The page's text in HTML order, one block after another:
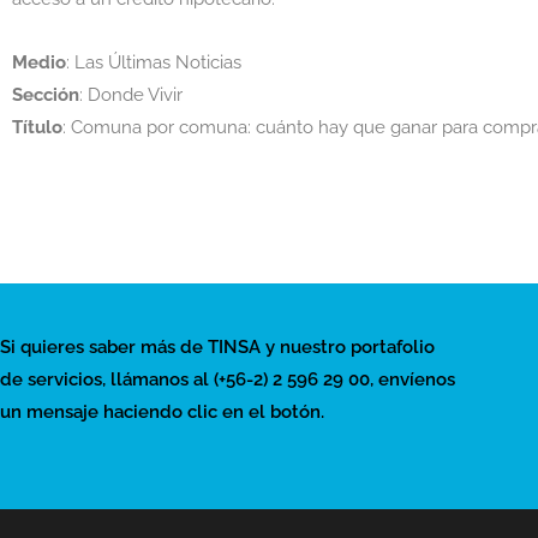
Medio: Las Últimas Noticias
Sección: Donde Vivir
Título: Comuna por comuna: cuánto hay que ganar para
Si quieres saber más de TINSA y nuestro portafolio
de servicios, llámanos al (+56-2) 2 596 29 00, envíenos
un mensaje haciendo clic en el botón.